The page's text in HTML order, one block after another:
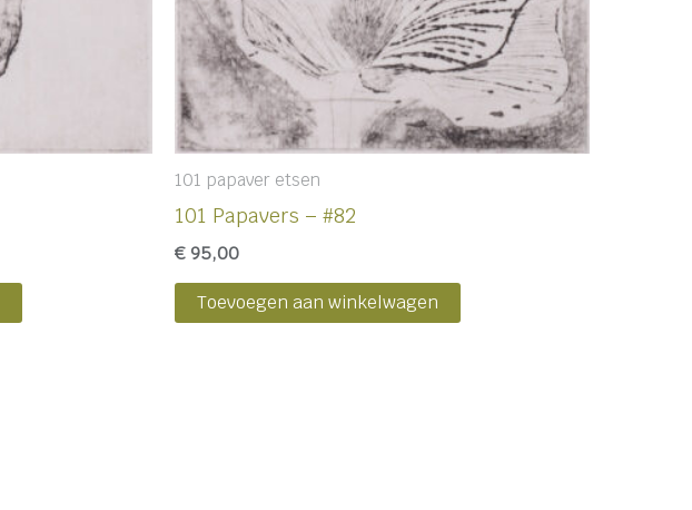
101 papaver etsen
101 Papavers – #82
€95,00
Toevoegen aan winkelwagen